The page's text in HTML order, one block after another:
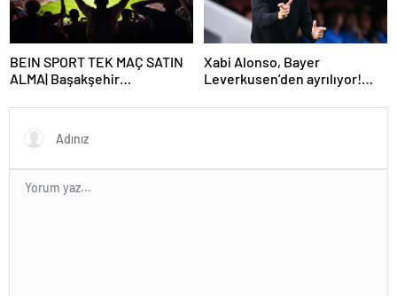
BEIN SPORT TEK MAÇ SATIN
ALMA| Başakşehir
tek maç satın alma nasıl
yapılır?
Xabi Alonso, Bayer
Leverkusen’den ayrılıyor!